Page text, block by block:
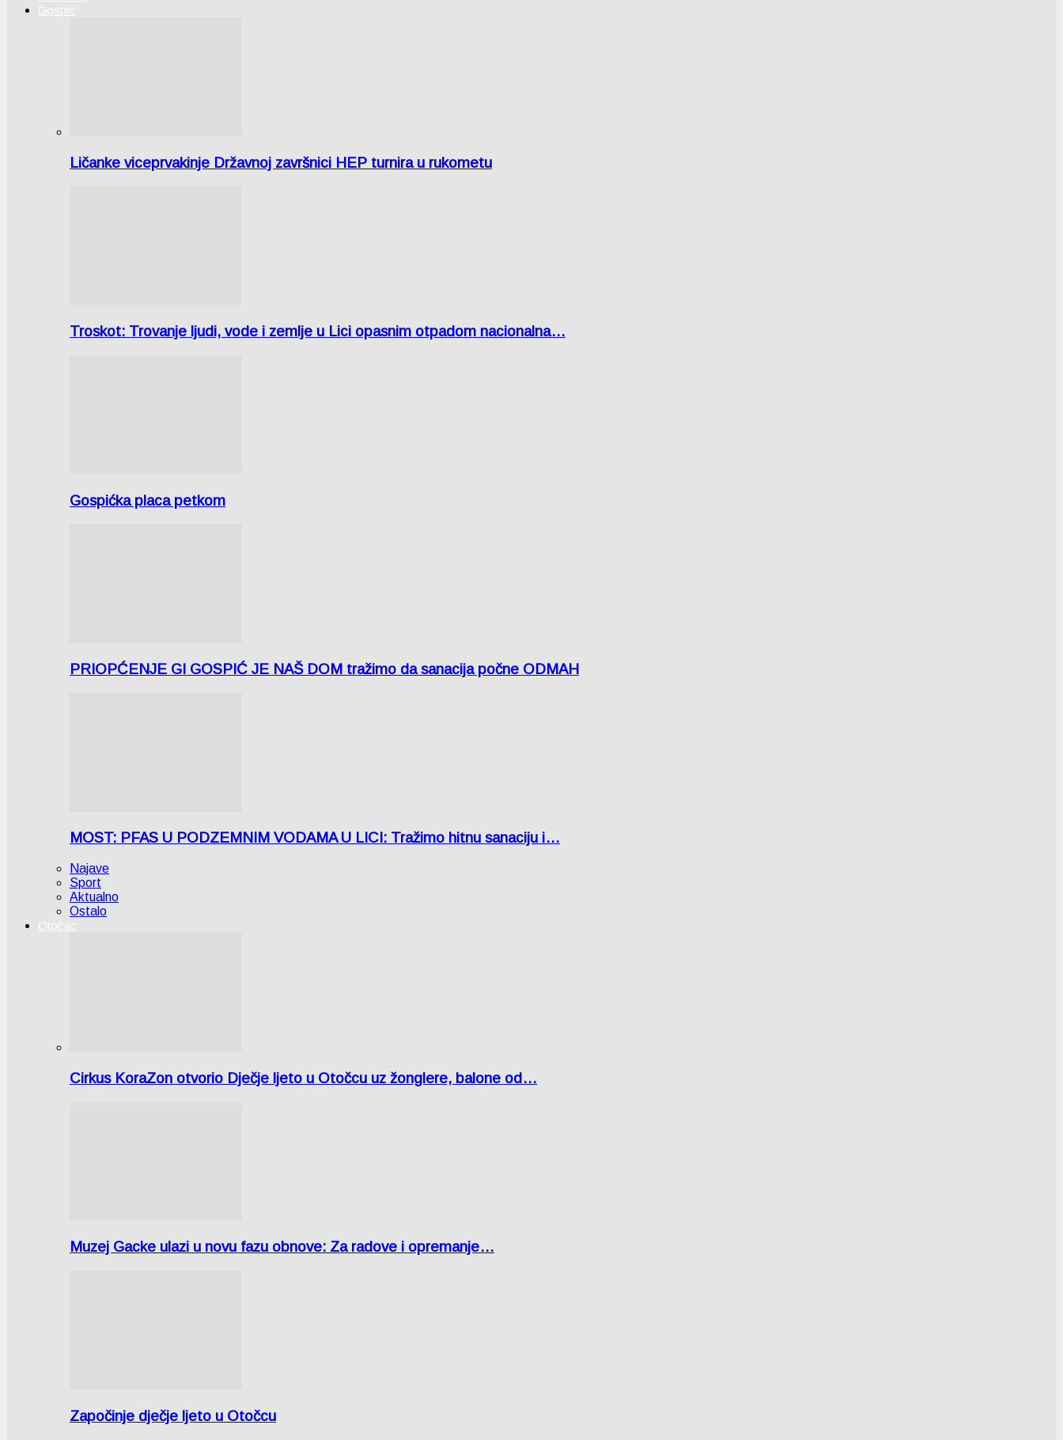
Gospić
Ličanke viceprvakinje Državnoj završnici HEP turnira u rukometu
Troskot: Trovanje ljudi, vode i zemlje u Lici opasnim otpadom nacionalna…
Gospićka placa petkom
PRIOPĆENJE GI GOSPIĆ JE NAŠ DOM tražimo da sanacija počne ODMAH
MOST: PFAS U PODZEMNIM VODAMA U LICI: Tražimo hitnu sanaciju i…
Najave
Sport
Aktualno
Ostalo
Otočac
Cirkus KoraZon otvorio Dječje ljeto u Otočcu uz žonglere, balone od…
Muzej Gacke ulazi u novu fazu obnove: Za radove i opremanje…
Započinje dječje ljeto u Otočcu